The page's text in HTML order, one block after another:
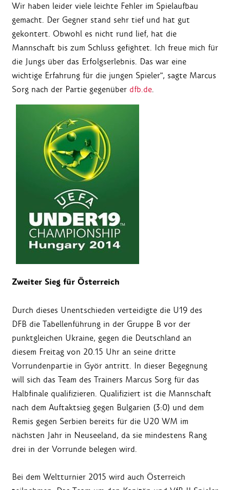
Wir haben leider viele leichte Fehler im Spielaufbau
gemacht. Der Gegner stand sehr tief und hat gut
gekontert. Obwohl es nicht rund lief, hat die
Mannschaft bis zum Schluss gefightet. Ich freue mich für
die Jungs über das Erfolgserlebnis. Das war eine
wichtige Erfahrung für die jungen Spieler", sagte Marcus
Sorg nach der Partie gegenüber dfb.de.
Zweiter Sieg für Österreich
Durch dieses Unentschieden verteidigte die U19 des
DFB die Tabellenführung in der Gruppe B vor der
punktgleichen Ukraine, gegen die Deutschland an
diesem Freitag von 20.15 Uhr an seine dritte
Vorrundenpartie in Györ antritt. In dieser Begegnung
will sich das Team des Trainers Marcus Sorg für das
Halbfinale qualifizieren. Qualifiziert ist die Mannschaft
nach dem Auftaktsieg gegen Bulgarien (3:0) und dem
Remis gegen Serbien bereits für die U20 WM im
nächsten Jahr in Neuseeland, da sie mindestens Rang
drei in der Vorrunde belegen wird.
Bei dem Weltturnier 2015 wird auch Österreich